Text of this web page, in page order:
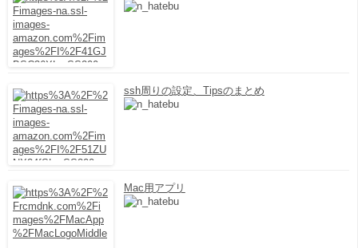
ssh周りの設定、Tipsのまとめ
Mac用アプリ